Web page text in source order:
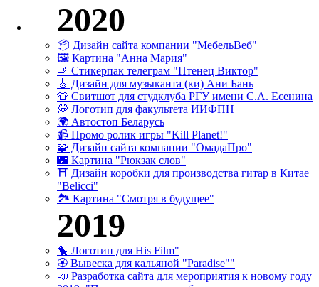
2020
📦 Дизайн сайта компании "МебельВеб"
🖼 Картина "Анна Мария"
🚬 Стикерпак телеграм "Птенец Виктор"
🎸 Дизайн для музыканта (ки) Ани Бань
👕 Свитшот для студклуба РГУ имени С.А. Есенина
💭 Логотип для факультета ИИФПН
🌍 Автостоп Беларусь
📹 Промо ролик игры "Kill Planet!"
🧩 Дизайн сайта компании "ОмадаПро"
🌃 Картина "Рюкзак слов"
⛩ Дизайн коробки для производства гитар в Китае
"Belicci"
🏞 Картина "Смотря в будущее"
2019
🐤 Логотип для His Film"
🏵 Вывеска для кальяной "Paradise""
📣 Разработка сайта для мероприятия к новому году